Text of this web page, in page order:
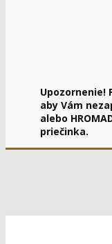
Upozornenie!
aby Vám
alebo
priečinka.